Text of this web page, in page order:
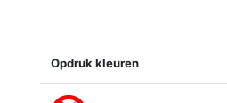
Opdruk kleuren